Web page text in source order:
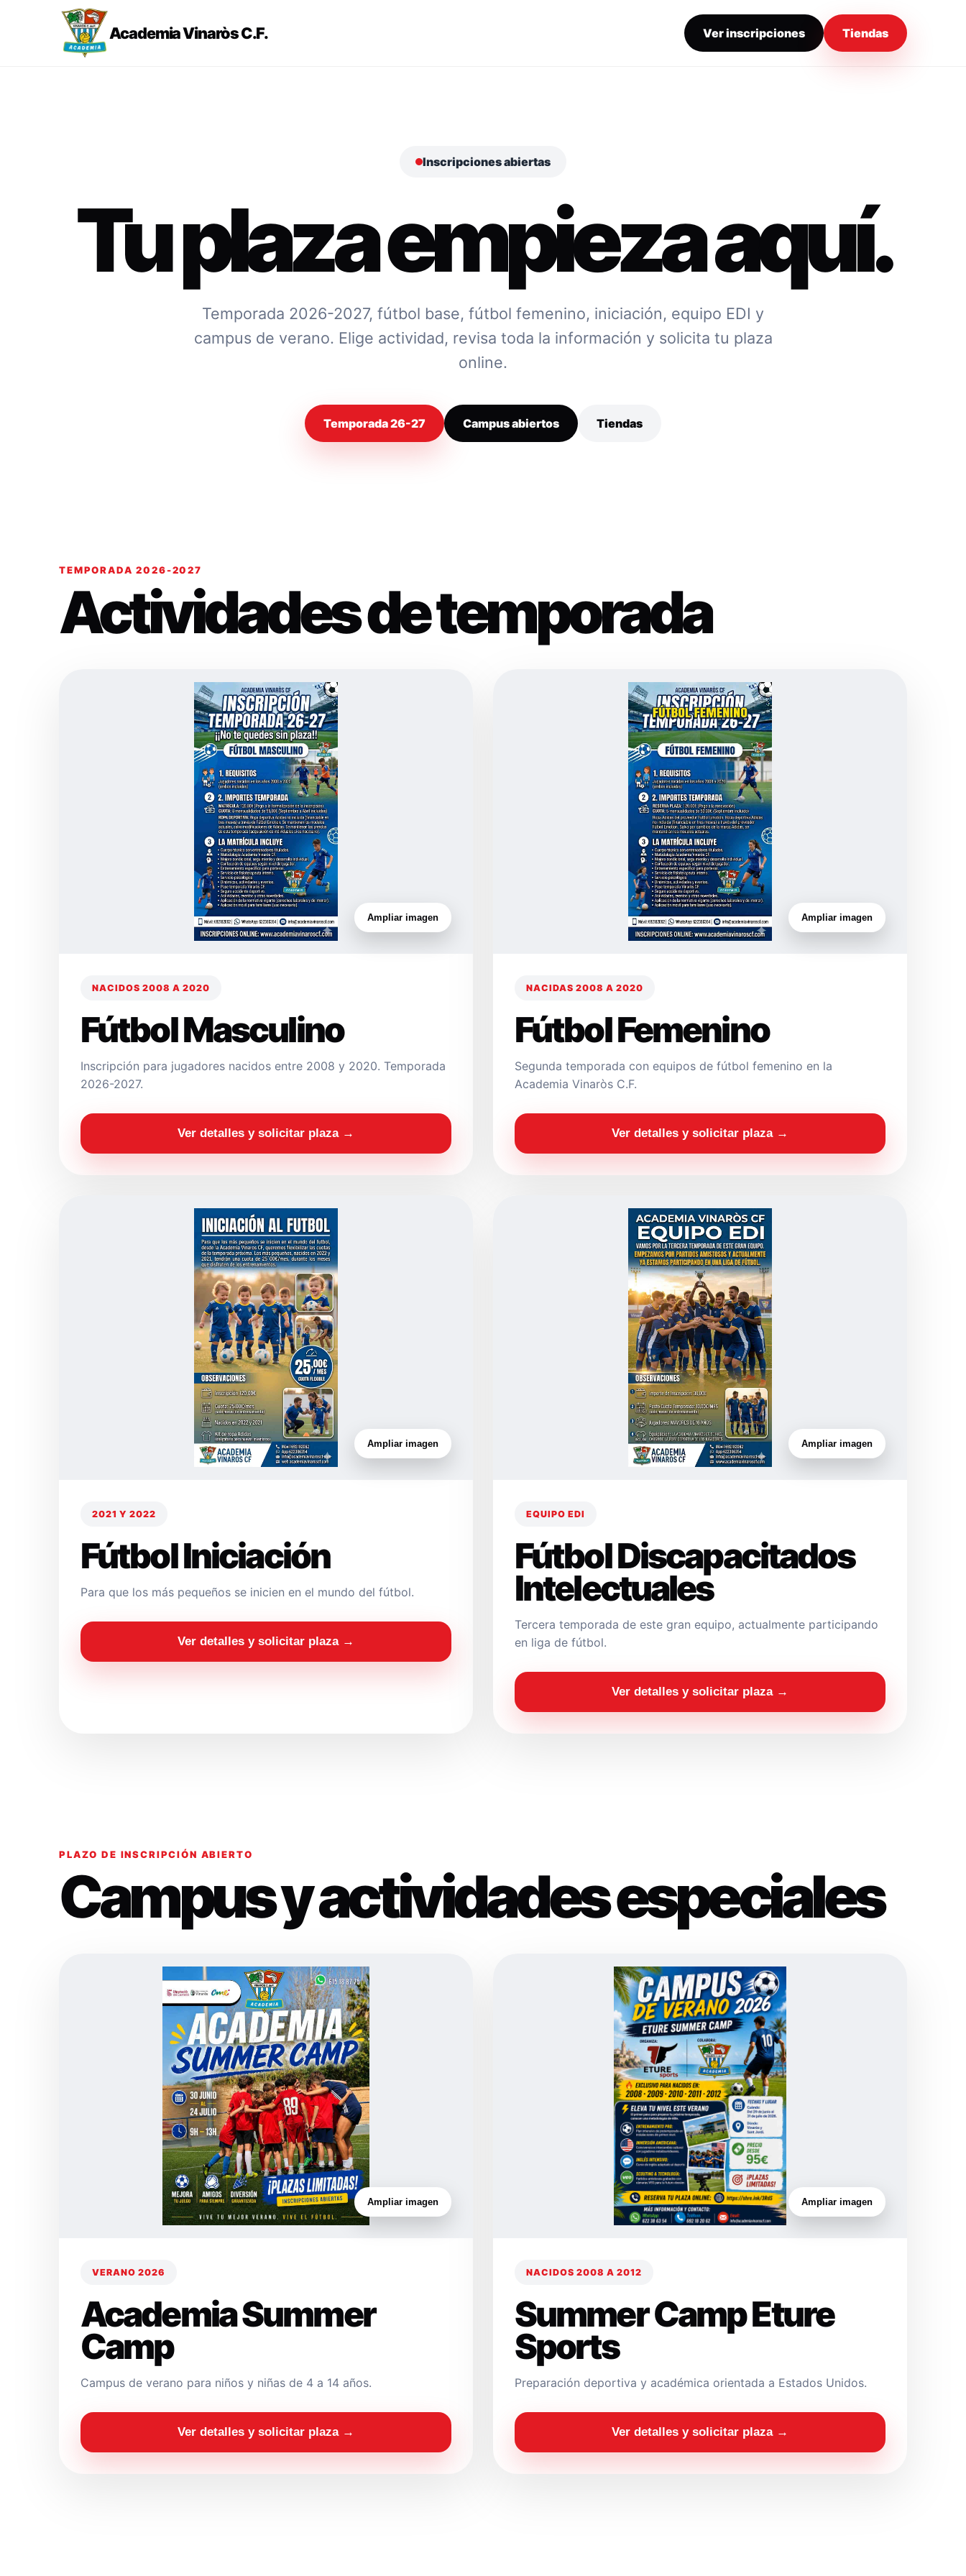
Academia Vinaròs C.F. Ver inscripciones Tiendas
Inscripciones abiertas
Tu plaza empieza aquí.
Temporada 2026-2027, fútbol base, fútbol femenino, iniciación, equipo EDI y
campus de verano. Elige actividad, revisa toda la información y solicita tu plaza
online.
Temporada 26-27 Campus abiertos Tiendas
TEMPORADA 2026-2027
Actividades de temporada
Ampliar imagen
NACIDOS 2008 A 2020
Fútbol Masculino
Inscripción para jugadores nacidos entre 2008 y 2020. Temporada
2026-2027.
Ver detalles y solicitar plaza →
Ampliar imagen
NACIDAS 2008 A 2020
Fútbol Femenino
Segunda temporada con equipos de fútbol femenino en la
Academia Vinaròs C.F.
Ver detalles y solicitar plaza →
Ampliar imagen
2021 Y 2022
Fútbol Iniciación
Para que los más pequeños se inicien en el mundo del fútbol.
Ver detalles y solicitar plaza →
Ampliar imagen
EQUIPO EDI
Fútbol Discapacitados
Intelectuales
Tercera temporada de este gran equipo, actualmente participando
en liga de fútbol.
Ver detalles y solicitar plaza →
PLAZO DE INSCRIPCIÓN ABIERTO
Campus y actividades especiales
Ampliar imagen
VERANO 2026
Academia Summer
Camp
Campus de verano para niños y niñas de 4 a 14 años.
Ver detalles y solicitar plaza →
Ampliar imagen
NACIDOS 2008 A 2012
Summer Camp Eture
Sports
Preparación deportiva y académica orientada a Estados Unidos.
Ver detalles y solicitar plaza →